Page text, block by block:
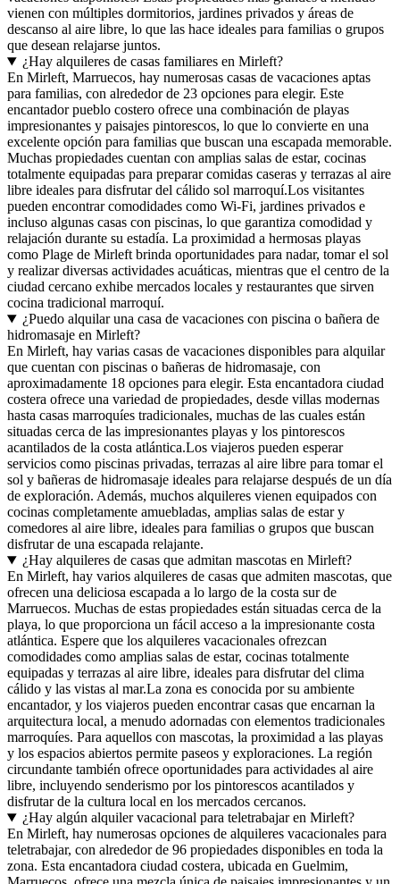
vienen con múltiples dormitorios, jardines privados y áreas de
descanso al aire libre, lo que las hace ideales para familias o grupos
que desean relajarse juntos.
¿Hay alquileres de casas familiares en Mirleft?
En Mirleft, Marruecos, hay numerosas casas de vacaciones aptas
para familias, con alrededor de 23 opciones para elegir. Este
encantador pueblo costero ofrece una combinación de playas
impresionantes y paisajes pintorescos, lo que lo convierte en una
excelente opción para familias que buscan una escapada memorable.
Muchas propiedades cuentan con amplias salas de estar, cocinas
totalmente equipadas para preparar comidas caseras y terrazas al aire
libre ideales para disfrutar del cálido sol marroquí.Los visitantes
pueden encontrar comodidades como Wi-Fi, jardines privados e
incluso algunas casas con piscinas, lo que garantiza comodidad y
relajación durante su estadía. La proximidad a hermosas playas
como Plage de Mirleft brinda oportunidades para nadar, tomar el sol
y realizar diversas actividades acuáticas, mientras que el centro de la
ciudad cercano exhibe mercados locales y restaurantes que sirven
cocina tradicional marroquí.
¿Puedo alquilar una casa de vacaciones con piscina o bañera de
hidromasaje en Mirleft?
En Mirleft, hay varias casas de vacaciones disponibles para alquilar
que cuentan con piscinas o bañeras de hidromasaje, con
aproximadamente 18 opciones para elegir. Esta encantadora ciudad
costera ofrece una variedad de propiedades, desde villas modernas
hasta casas marroquíes tradicionales, muchas de las cuales están
situadas cerca de las impresionantes playas y los pintorescos
acantilados de la costa atlántica.Los viajeros pueden esperar
servicios como piscinas privadas, terrazas al aire libre para tomar el
sol y bañeras de hidromasaje ideales para relajarse después de un día
de exploración. Además, muchos alquileres vienen equipados con
cocinas completamente amuebladas, amplias salas de estar y
comedores al aire libre, ideales para familias o grupos que buscan
disfrutar de una escapada relajante.
¿Hay alquileres de casas que admitan mascotas en Mirleft?
En Mirleft, hay varios alquileres de casas que admiten mascotas, que
ofrecen una deliciosa escapada a lo largo de la costa sur de
Marruecos. Muchas de estas propiedades están situadas cerca de la
playa, lo que proporciona un fácil acceso a la impresionante costa
atlántica. Espere que los alquileres vacacionales ofrezcan
comodidades como amplias salas de estar, cocinas totalmente
equipadas y terrazas al aire libre, ideales para disfrutar del clima
cálido y las vistas al mar.La zona es conocida por su ambiente
encantador, y los viajeros pueden encontrar casas que encarnan la
arquitectura local, a menudo adornadas con elementos tradicionales
marroquíes. Para aquellos con mascotas, la proximidad a las playas
y los espacios abiertos permite paseos y exploraciones. La región
circundante también ofrece oportunidades para actividades al aire
libre, incluyendo senderismo por los pintorescos acantilados y
disfrutar de la cultura local en los mercados cercanos.
¿Hay algún alquiler vacacional para teletrabajar en Mirleft?
En Mirleft, hay numerosas opciones de alquileres vacacionales para
teletrabajar, con alrededor de 96 propiedades disponibles en toda la
zona. Esta encantadora ciudad costera, ubicada en Guelmim,